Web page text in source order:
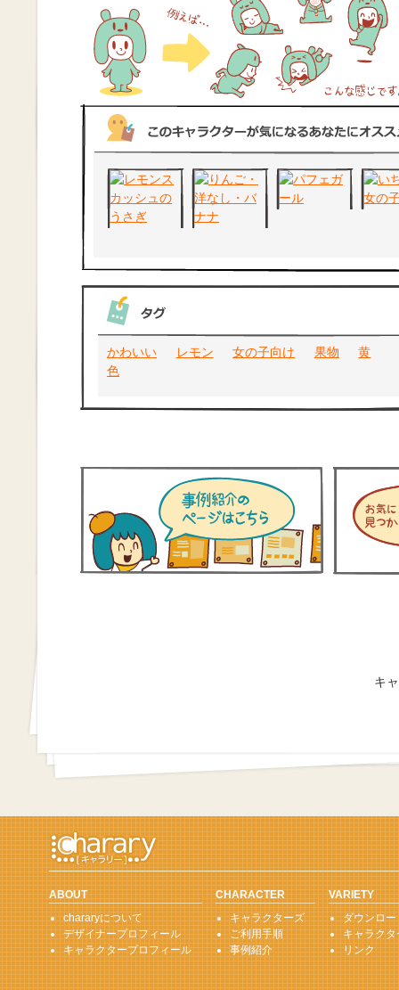
かわいい レモン 女の子向け 果物
黄
色
キ
ABOUT
chararyについて
デザイナープロフィール
キャラクタープロフィール
CHARACTER
キャラクターズ
ご利用手順
事例紹介
VARIETY
ダウンロ
キャラク
リンク